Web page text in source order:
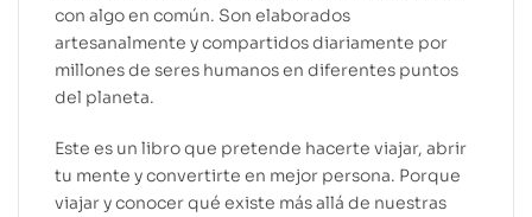
con algo en común. Son elaborados
artesanalmente y compartidos diariamente por
millones de seres humanos en diferentes puntos
del planeta.
Este es un libro que pretende hacerte viajar, abrir
tu mente y convertirte en mejor persona. Porque
viajar y conocer qué existe más allá de nuestras